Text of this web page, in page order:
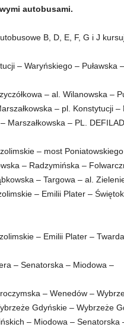
autobusami.
B, D, E, F, G i J
– Waryńskiego – Puławska –
– al. Wilanowska –
– pl. Konstytucji –
Marszałkowska – PL. DEFILAD,
– most Poniatowskiego
– Radzymińska –
– Targowa – al.
– Emilii Plater –
– Emilii Plater –
– Senatorska – Miodowa –
– Wenedów –
Gdyńskie – Wybrzeże
– Miodowa – Senatorska